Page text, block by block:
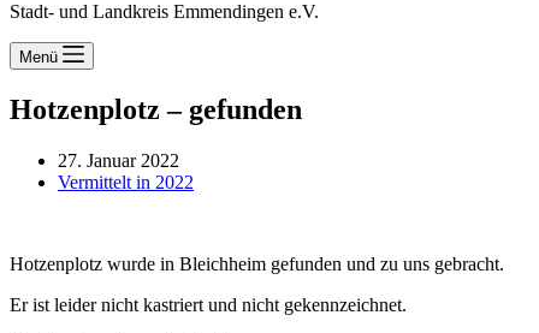
Stadt- und Landkreis Emmendingen e.V.
Menü
Hotzenplotz – gefunden
27. Januar 2022
Vermittelt in 2022
Hotzenplotz wurde in Bleichheim gefunden und zu uns gebracht.
Er ist leider nicht kastriert und nicht gekennzeichnet.